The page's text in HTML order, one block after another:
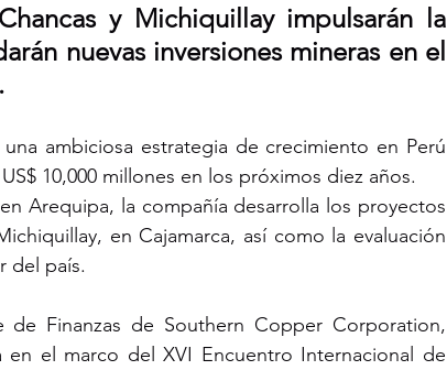
y Michiquillay impulsarán la
nuevas inversiones mineras en el
ambiciosa estrategia de crecimiento en Perú
10,000 millones en los próximos diez años.
Arequipa, la compañía desarrolla los proyectos
en Cajamarca, así como la evaluación
del país.
de Finanzas de Southern Copper Corporation,
en el marco del XVI Encuentro Internacional de